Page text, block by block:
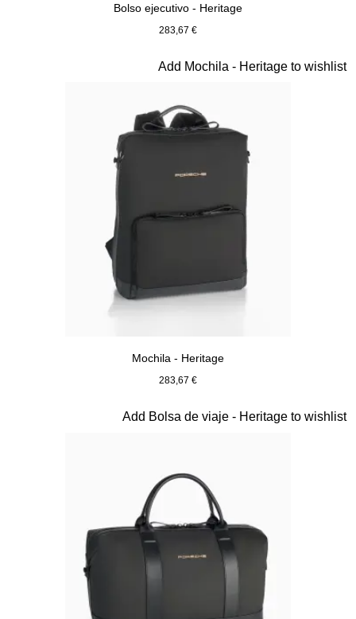
Bolso ejecutivo - Heritage
283,67 €
Mochila - Heritage
283,67 €
Add Mochila - Heritage to wishlist
Add Bolsa de viaje - Heritage to wishlist
Diapositiva 10 de 20